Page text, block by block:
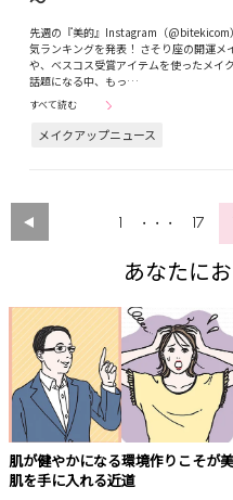
先週の『美的』Instagram（@bitekicom
気ランキングを発表！ さそり座の開運メ
や、ベスコス受賞アイテムを使ったメイ
話題になる中、もっ…
すべて読む
メイクアップニュース
1 ・・・ 17
あなたに
肌が健やかになる環境作りこそが美
肌を手に入れる近道